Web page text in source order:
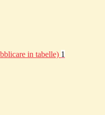
in tabelle) 1